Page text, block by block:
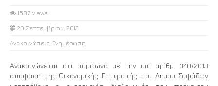
1587 Views
20 Σεπτεμβρίου, 2013
Ανακοινώσεις Ενημέρωση
Ανακοινώνεται ότι σύμφωνα με την υπ΄ αρίθμ. 340/2013
απόφαση της Οικονομικής Επιτροπής του Δήμου Σοφάδων